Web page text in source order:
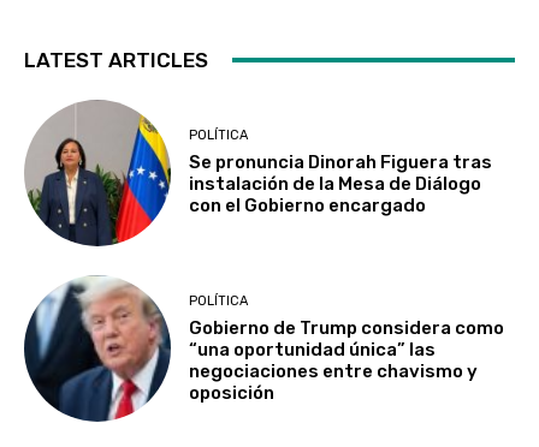
LATEST ARTICLES
POLÍTICA
Se pronuncia Dinorah Figuera tras
instalación de la Mesa de Diálogo
con el Gobierno encargado
POLÍTICA
Gobierno de Trump considera como
“una oportunidad única” las
negociaciones entre chavismo y
oposición